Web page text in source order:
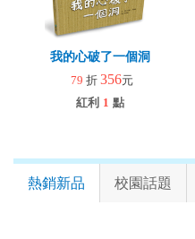
我的心破了一個洞
79 折 356元
紅利 1 點
熱銷新品 校園話題